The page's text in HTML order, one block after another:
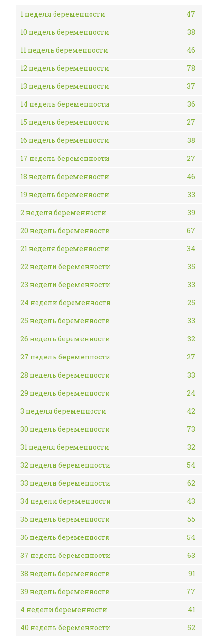
1 неделя беременности
47
10 недель беременности
38
11 недель беременности
46
12 недель беременности
78
13 недель беременности
37
14 недель беременности
36
15 недель беременности
27
16 недель беременности
38
17 недель беременности
27
18 недель беременности
46
19 недель беременности
33
2 неделя беременности
39
20 недель беременности
67
21 неделя беременности
34
22 недели беременности
35
23 недели беременности
33
24 недели беременности
25
25 недель беременности
33
26 недель беременности
32
27 недель беременности
27
28 недель беременности
33
29 недель беременности
24
3 неделя беременности
42
30 недель беременности
73
31 неделя беременности
32
32 недели беременности
54
33 недели беременности
62
34 недели беременности
43
35 недель беременности
55
36 недель беременности
54
37 недель беременности
63
38 недель беременности
91
39 недель беременности
77
4 недели беременности
41
40 недель беременности
52